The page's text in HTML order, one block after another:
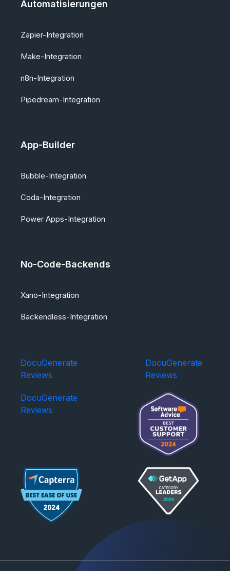
Automatisierungen
Zapier-Integration
Make-Integration
n8n-Integration
Pipedream-Integration
App-Builder
Bubble-Integration
Coda-Integration
Power Apps-Integration
No-Code-Backends
Xano-Integration
Backendless-Integration
DocuGenerate
Reviews
DocuGenerate
Reviews
DocuGenerate
Reviews